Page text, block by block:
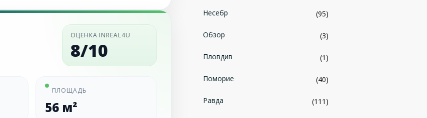
ОЦЕНКА INREAL4U
8/10
ПЛОЩАДЬ
56 м²
Несебр (95)
Обзор (3)
Пловдив (1)
Поморие (40)
Равда (111)